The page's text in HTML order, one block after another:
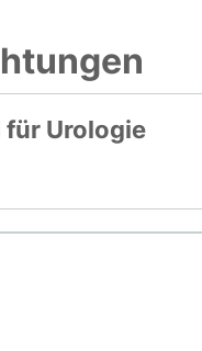
Urologie